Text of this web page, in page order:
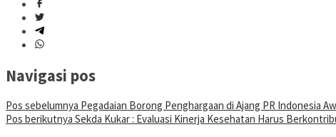
Navigasi pos
Pos sebelumnya Pegadaian Borong Penghargaan di Ajang PR Indonesia
Pos berikutnya Sekda Kukar : Evaluasi Kinerja Kesehatan Harus